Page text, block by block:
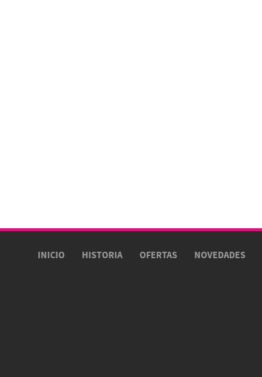
INICIO HISTORIA OFERTAS NOVEDADES